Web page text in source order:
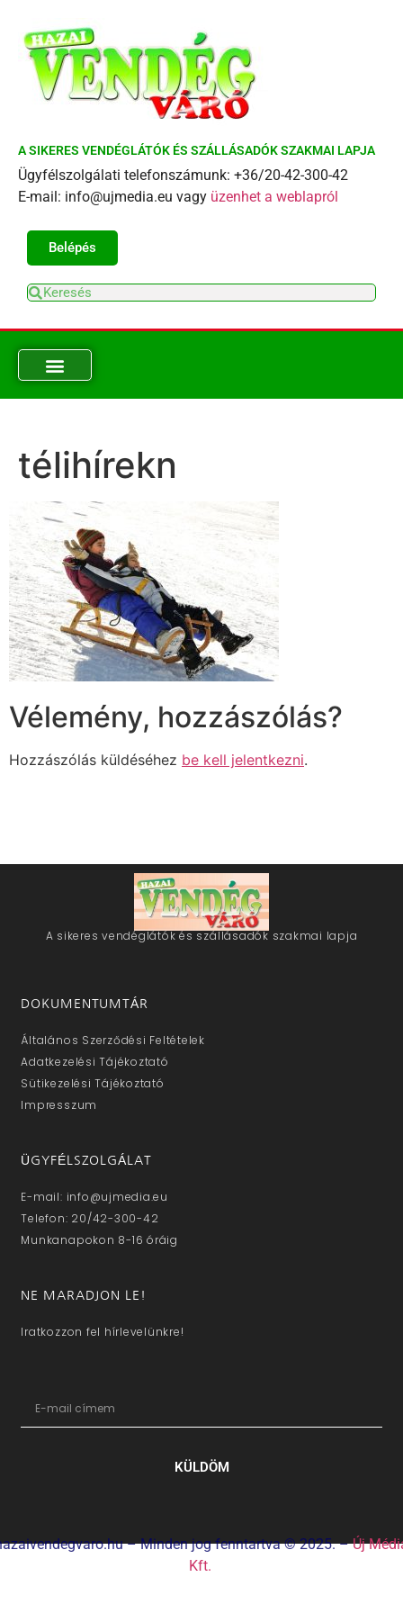
A SIKERES VENDÉGLÁTÓK ÉS SZÁLLÁSADÓK SZAKMAI LAPJA
Ügyfélszolgálati telefonszámunk: +36/20-42-300-42
E-mail: info@ujmedia.eu vagy üzenhet a weblapról
Belépés
télihírekn
Vélemény, hozzászólás?
Hozzászólás küldéséhez be kell jelentkezni.
A sikeres vendéglátók és szállásadók szakmai lapja
DOKUMENTUMTÁR
Általános Szerződési Feltételek
Adatkezelési Tájékoztató
Sütikezelési Tájékoztató
Impresszum
ÜGYFÉLSZOLGÁLAT
E-mail: info@ujmedia.eu
Telefon: 20/42-300-42
Munkanapokon 8-16 óráig
NE MARADJON LE!
Iratkozzon fel hírlevelünkre!
KÜLDÖM
– Minden jog fenntartva © 2025. –Új
Kft.